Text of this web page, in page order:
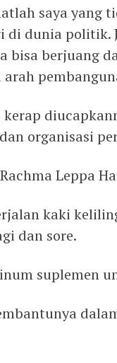
saya yang
di dunia politik.
bisa berjuang
organisasi
Leppa
kaki
dan sore.
suplemen